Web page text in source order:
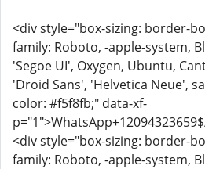
<div style="box-sizing: border-
family: Roboto, -apple-system,
'Segoe UI', Oxygen, Ubuntu,
'Droid Sans', 'Helvetica Neue',
color: #f5f8fb;" data-xf-
<div style="box-sizing: border-
family: Roboto, -apple-system,